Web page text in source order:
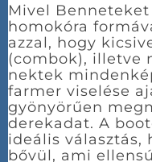
Mivel
homokóra
azzal, hogy
(combok), illetve
nektek
farmer viselése
gyönyörűen
derekadat. A
ideális választás,
bővül, ami